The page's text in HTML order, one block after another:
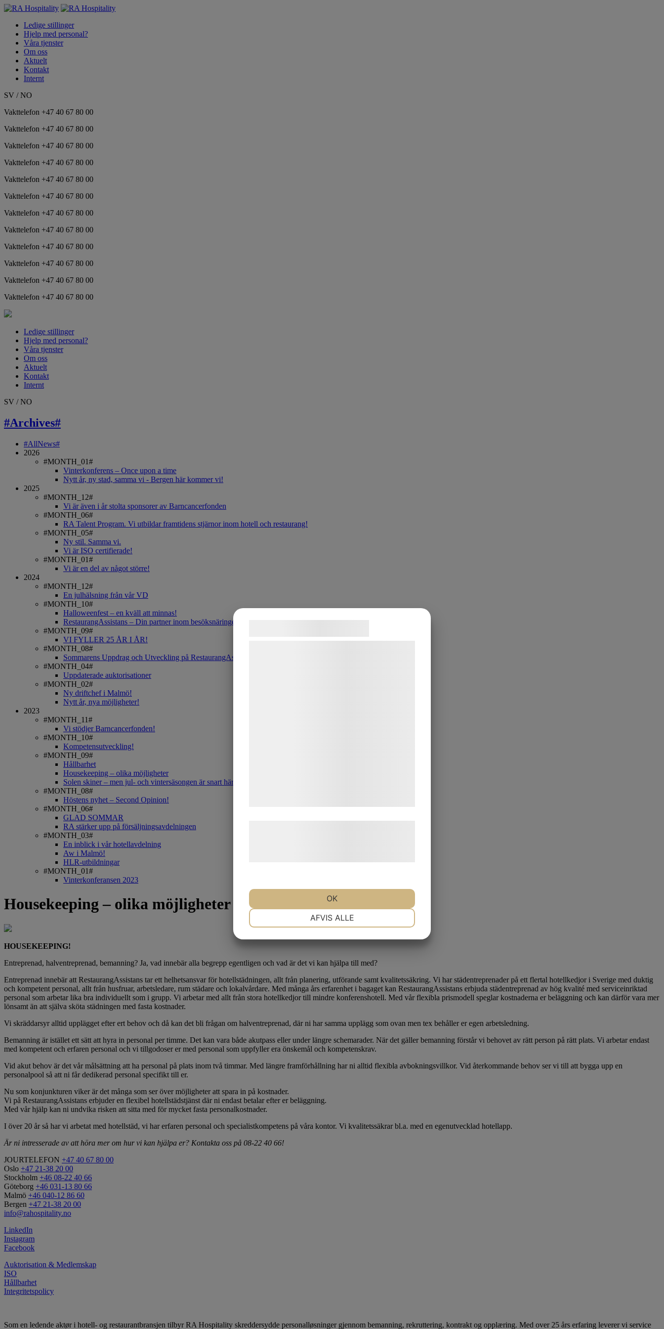
Ledige stillinger
Hjelp med personal?
Våra tjenster
Om oss
Aktuelt
Kontakt
Internt
SV / NO
Vakttelefon +47 40 67 80 00
Vakttelefon +47 40 67 80 00
Vakttelefon +47 40 67 80 00
Vakttelefon +47 40 67 80 00
Vakttelefon +47 40 67 80 00
Vakttelefon +47 40 67 80 00
Vakttelefon +47 40 67 80 00
Vakttelefon +47 40 67 80 00
Vakttelefon +47 40 67 80 00
Vakttelefon +47 40 67 80 00
Vakttelefon +47 40 67 80 00
Vakttelefon +47 40 67 80 00
Ledige stillinger
Hjelp med personal?
Våra tjenster
Om oss
Aktuelt
Kontakt
Internt
SV / NO
#Archives#
#AllNews#
2026
#MONTH_01#
Vinterkonferens – Once upon a time
Nytt år, ny stad, samma vi - Bergen här kommer vi!
2025
#MONTH_12#
Vi är även i år stolta sponsorer av Barncancerfonden
#MONTH_06#
RA Talent Program. Vi utbildar framtidens stjärnor inom hotell och restaurang!
#MONTH_05#
Ny stil. Samma vi.
Vi är ISO certifierade!
#MONTH_01#
Vi är en del av något större!
2024
#MONTH_12#
En julhälsning från vår VD
#MONTH_10#
Halloweenfest – en kväll att minnas!
RestaurangAssistans – Din partner inom besöksnäringen!
#MONTH_09#
VI FYLLER 25 ÅR I ÅR!
#MONTH_08#
Sommarens Uppdrag och Utveckling på RestaurangAssistans
#MONTH_04#
Uppdaterade auktorisationer
#MONTH_02#
Ny driftchef i Malmö!
Nytt år, nya möjligheter!
2023
#MONTH_11#
Vi stödjer Barncancerfonden!
#MONTH_10#
Kompetensutveckling!
#MONTH_09#
Hållbarhet
Housekeeping – olika möjligheter
Solen skiner – men jul- och vintersäsongen är snart här!
#MONTH_08#
Höstens nyhet – Second Opinion!
#MONTH_06#
GLAD SOMMAR
RA stärker upp på försäljningsavdelningen
#MONTH_03#
En inblick i vår hotellavdelning
Aw i Malmö!
HLR-utbildningar
#MONTH_01#
Vinterkonferansen 2023
Housekeeping – olika möjligheter
HOUSEKEEPING!
Entreprenad, halventreprenad, bemanning? Ja, vad innebär alla begrepp egentligen och vad är det vi kan hjälpa till med?
Entreprenad innebär att RestaurangAssistans tar ett helhetsansvar för hotellstädningen, allt från planering, utförande samt kvalitetssäkring. Vi har städentreprenader på ett flertal hotellkedjor i Sverige med duktig
och kompetent personal, allt från husfruar, arbetsledare, rum städare och lokalvårdare. Med många års erfarenhet i bagaget kan RestaurangAssistans erbjuda städentreprenad av hög kvalité med serviceinriktad
personal som arbetar lika bra individuellt som i grupp. Vi arbetar med allt från stora hotellkedjor till mindre konferenshotell. Med vår flexibla prismodell speglar kostnaderna er beläggning och kan därför vara mer
lönsamt än att själva sköta städningen med fasta kostnader.
Vi skräddarsyr alltid upplägget efter ert behov och då kan det bli frågan om halventreprenad, där ni har samma upplägg som ovan men tex behåller er egen arbetsledning.
Bemanning är istället ett sätt att hyra in personal per timme. Det kan vara både akutpass eller under längre schemarader. När det gäller bemanning förstår vi behovet av rätt person på rätt plats. Vi arbetar endast
med kompetent och erfaren personal och vi tillgodoser er med personal som uppfyller era önskemål och kompetenskrav.
Vid akut behov är det vår målsättning att ha personal på plats inom två timmar. Med längre framförhållning har ni alltid flexibla avbokningsvillkor. Vid återkommande behov ser vi till att bygga upp en
personalpool så att ni får dedikerad personal specifikt till er.
Nu som konjunkturen viker är det många som ser över möjligheter att spara in på kostnader.
Vi på RestaurangAssistans erbjuder en flexibel hotellstädstjänst där ni endast betalar efter er beläggning.
Med vår hjälp kan ni undvika risken att sitta med för mycket fasta personalkostnader.
I över 20 år så har vi arbetat med hotellstäd, vi har erfaren personal och specialistkompetens på våra kontor. Vi kvalitetssäkrar bl.a. med en egenutvecklad hotellapp.
Är ni intresserade av att höra mer om hur vi kan hjälpa er? Kontakta oss på 08-22 40 66!
JOURTELEFON +47 40 67 80 00
Oslo +47 21-38 20 00
Stockholm +46 08-22 40 66
Göteborg +46 031-13 80 66
Malmö +46 040-12 86 60
Bergen +47 21-38 20 00
info@rahospitality.no
LinkedIn
Instagram
Facebook
Auktorisation & Medlemskap
ISO
Hållbarhet
Integritetspolicy
Som en ledende aktør i hotell- og restaurantbransjen tilbyr RA Hospitality skreddersydde personalløsninger gjennom bemanning, rekruttering, kontrakt og opplæring. Med over 25 års erfaring leverer vi service
AFVIS ALLE
OK